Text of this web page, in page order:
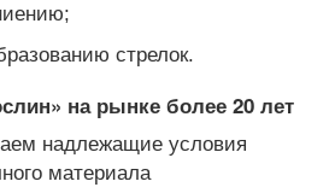
стрелок.
на рынке более 20 лет
надлежащие условия
материала